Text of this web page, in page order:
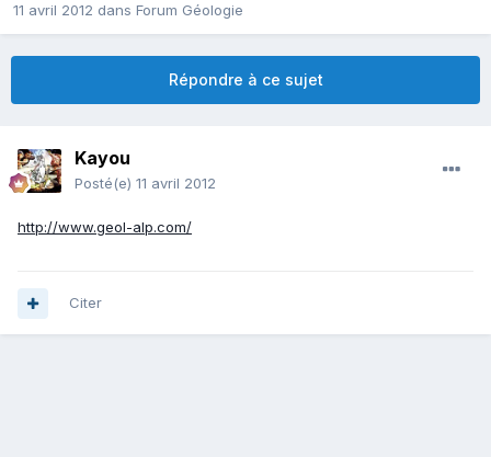
11 avril 2012 dans Forum Géologie
Répondre à ce sujet
Kayou
Posté(e) 11 avril 2012
http://www.geol-alp.com/
Citer